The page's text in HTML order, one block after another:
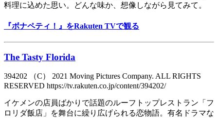
料理に込めた思い。どんな味か、想像しながら見てみて。
『ボナペティ！』をRakuten TVで観る
The Tasty Florida
394202 （C） 2021 Moving Pictures Company. ALL RIGHTS
RESERVED https://tv.rakuten.co.jp/content/394202/
イケメンの店員ばかりで話題のルーフトップレストラン「フ
ロリダ飯店」を舞台に繰り広げられる恋物語。有名ドラマな